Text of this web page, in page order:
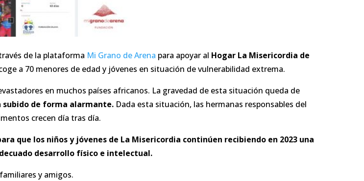
de la plataforma Mi Grano de Arena para apoyar al Hogar La Misericordia de
a 70 menores de edad y jóvenes en situación de vulnerabilidad extrema.
en muchos países africanos. La gravedad de esta situación queda de
subido de forma alarmante. Dada esta situación, las hermanas responsables del
crecen día tras día.
que los niños y jóvenes de La Misericordia continúen recibiendo en 2023 una
desarrollo físico e intelectual.
y amigos.